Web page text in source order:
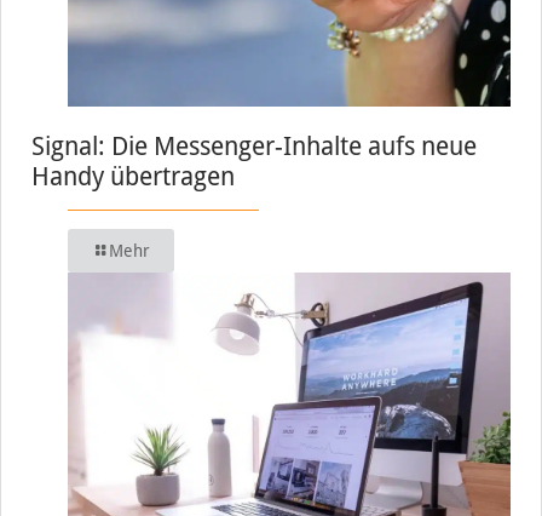
Signal: Die Messenger-Inhalte aufs neue
Handy übertragen
Mehr